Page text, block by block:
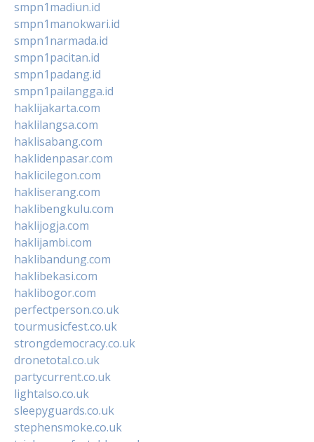
smpn1madiun.id
smpn1manokwari.id
smpn1narmada.id
smpn1pacitan.id
smpn1padang.id
smpn1pailangga.id
haklijakarta.com
haklilangsa.com
haklisabang.com
haklidenpasar.com
haklicilegon.com
hakliserang.com
haklibengkulu.com
haklijogja.com
haklijambi.com
haklibandung.com
haklibekasi.com
haklibogor.com
perfectperson.co.uk
tourmusicfest.co.uk
strongdemocracy.co.uk
dronetotal.co.uk
partycurrent.co.uk
lightalso.co.uk
sleepyguards.co.uk
stephensmoke.co.uk